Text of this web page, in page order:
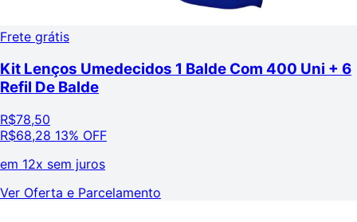
Frete grátis
Kit Lenços Umedecidos 1 Balde Com 400 Uni + 6
Refil De Balde
R$78,50
R$68,28 13% OFF
em 12x sem juros
Ver Oferta e Parcelamento